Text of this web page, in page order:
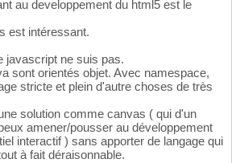
au developpement du html5 est le
est intéressant.
javascript ne suis pas.
sont orientés objet. Avec namespace,
stricte et plein d'autre choses de très
solution comme canvas ( qui d'un
amener/pousser au développement
interactif ) sans apporter de langage qui
à fait déraisonnable.